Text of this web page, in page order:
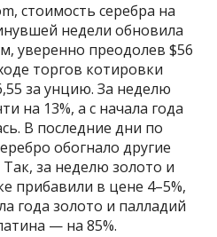
стоимость серебра на
недели обновила
уверенно преодолев $56
торгов котировки
за унцию. За неделю
на 13%, а с начала года
В последние дни по
обогнало другие
за неделю золото и
прибавили в цене 4–5%,
года золото и палладий
— на 85%.